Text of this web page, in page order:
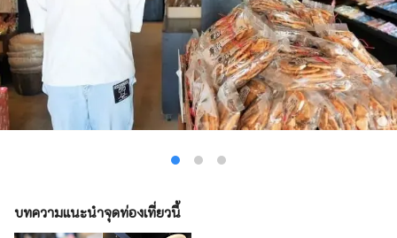
บทความแนะนำจุดท่องเที่ยวนี้